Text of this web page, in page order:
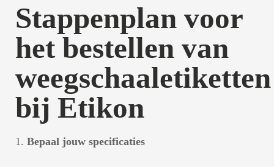
Stappenplan voor
het bestellen van
weegschaaletiketten
bij Etikon
1. Bepaal jouw specificaties